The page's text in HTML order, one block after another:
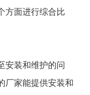
方面进行综合比
安装和维护的问
厂家能提供安装和